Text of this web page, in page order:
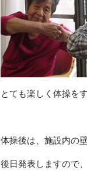
とても楽しく体操を
体操後は、施設内の
後日発表しますので